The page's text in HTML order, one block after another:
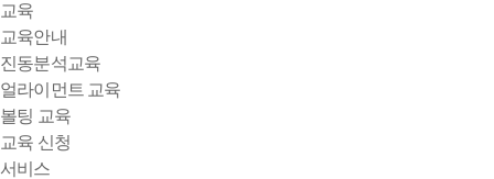
교육
교육안내
진동분석교육
얼라이먼트 교육
볼팅 교육
교육 신청
서비스